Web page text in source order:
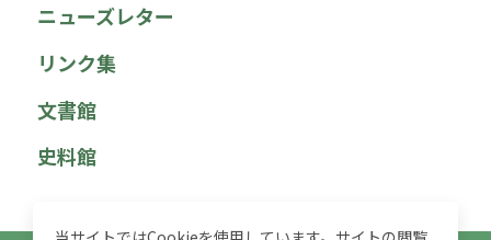
ニューズレター
リンク集
文書館
史料館